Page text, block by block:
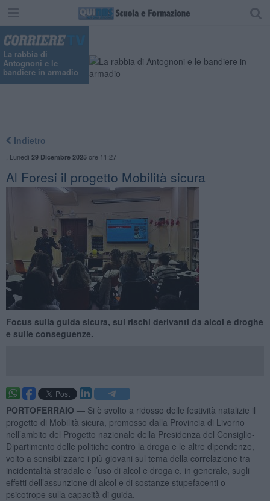
La rabbia di
Antognoni e le
bandiere in armadio
Indietro
Lunedì 29 Dicembre 2025ore 11:27
Al Foresi il progetto Mobilità sicura
Focus sulla guida sicura, sui rischi derivanti da alcol e droghe
e sulle conseguenze.
PORTOFERRAIO — Si è svolto a ridosso delle festività natalizie il
progetto di Mobilità sicura, promosso dalla Provincia di Livorno
nell’ambito del Progetto nazionale della Presidenza del Consiglio-
Dipartimento delle politiche contro la droga e le altre dipendenze,
volto a sensibilizzare i più giovani sul tema della correlazione tra
incidentalità stradale e l’uso di alcol e droga e, in generale, sugli
effetti dell’assunzione di alcol e di sostanze stupefacenti o
psicotrope sulla capacità di guida.